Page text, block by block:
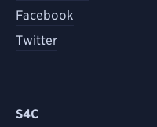
Facebook
Twitter
S4C